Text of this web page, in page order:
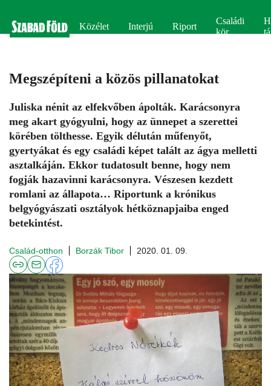
Közélet Interjú Riport
Családi
kör
Megszépíteni a közös pillanatokat
Juliska nénit az elfekvőben ápolták. Karácsonyra
meg akart gyógyulni, hogy az ünnepet a szerettei
körében tölthesse. Egyik délután műfenyőt,
gyertyákat és egy családi képet talált az ágya melletti
asztalkáján. Ekkor tudatosult benne, hogy nem
fogják hazavinni karácsonyra. Vészesen kezdett
romlani az állapota… Riportunk a krónikus
belgyógyászati osztályok hétköznapjaiba enged
betekintést.
Család-otthon Borzák Tibor 2020. 01. 09.